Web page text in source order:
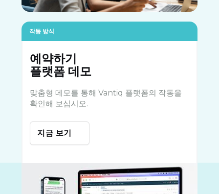
작동 방식
예약하기
플랫폼 데모
맞춤형 데모를 통해 Vantiq 플랫폼의 작동을
확인해 보십시오.
지금 보기